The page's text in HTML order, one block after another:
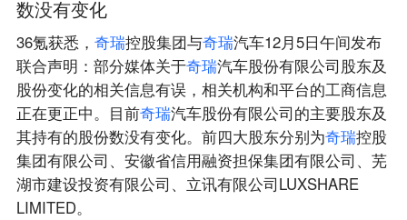
数没有变化
36氪获悉， 奇瑞控股集团与奇瑞汽车12月5日午间发布
联合声明：部分媒体关于奇瑞汽车股份有限公司股东及
股份变化的相关信息有误，相关机构和平台的工商信息
正在更正中。目前奇瑞汽车股份有限公司的主要股东及
其持有的股份数没有变化。前四大股东分别为奇瑞控股
集团有限公司、安徽省信用融资担保集团有限公司、芜
湖市建设投资有限公司、立讯有限公司LUXSHARE
LIMITED。